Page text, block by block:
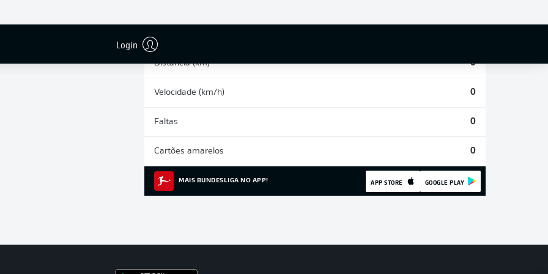
Login
Distância (km) 0
Velocidade (km/h) 0
Faltas 0
Cartões amarelos 0
MAIS BUNDESLIGA NO APP! APP STORE GOOGLE PLAY